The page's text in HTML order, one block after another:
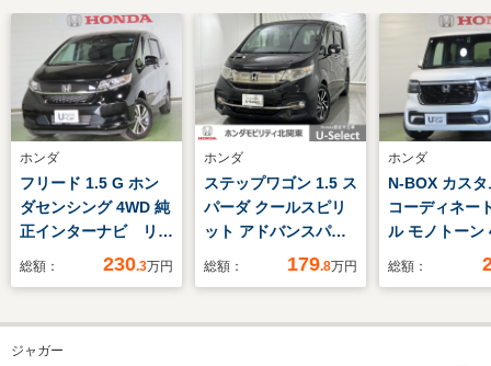
ホンダ
フリード 1.5 G ホン
ダセンシング 4WD 純
正インターナビ リア
カメラ 純正エンス
ドア ETC フルセグ
TV 夏冬タイヤ付き
総額： 230.3万円
ホンダ
ステップワゴン 1.5 ス
パーダ クールスピリ
ット アドバンスパッ
ケージ ベータ
ーナビ Rカメラ ETC
総額： 179.8万円
ホンダ
N-BOX カス
コーディネー
ル モノトーン
純正コネク
ア 純正ドラ
総額：
ジャガー